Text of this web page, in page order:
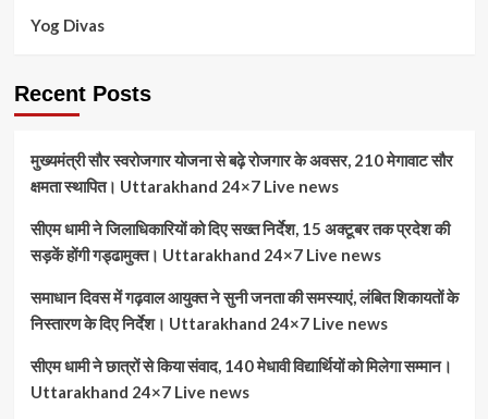
Yog Divas
Recent Posts
मुख्यमंत्री सौर स्वरोजगार योजना से बढ़े रोजगार के अवसर, 210 मेगावाट सौर
क्षमता स्थापित। Uttarakhand 24×7 Live news
सीएम धामी ने जिलाधिकारियों को दिए सख्त निर्देश, 15 अक्टूबर तक प्रदेश की
सड़कें होंगी गड्ढामुक्त। Uttarakhand 24×7 Live news
समाधान दिवस में गढ़वाल आयुक्त ने सुनी जनता की समस्याएं, लंबित शिकायतों के
निस्तारण के दिए निर्देश। Uttarakhand 24×7 Live news
सीएम धामी ने छात्रों से किया संवाद, 140 मेधावी विद्यार्थियों को मिलेगा सम्मान।
Uttarakhand 24×7 Live news